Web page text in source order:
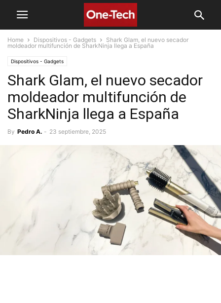
Home Dispositivos - Gadgets
Shark Glam, el nuevo secador
moldeador multifunción de SharkNinja llega a España
Dispositivos - Gadgets
Shark Glam, el nuevo secador
moldeador multifunción de
SharkNinja llega a España
By Pedro A. - 23 septiembre, 2025